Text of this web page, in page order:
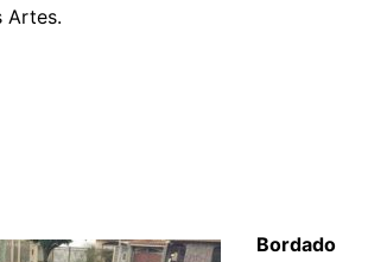
Artes.
Bordado